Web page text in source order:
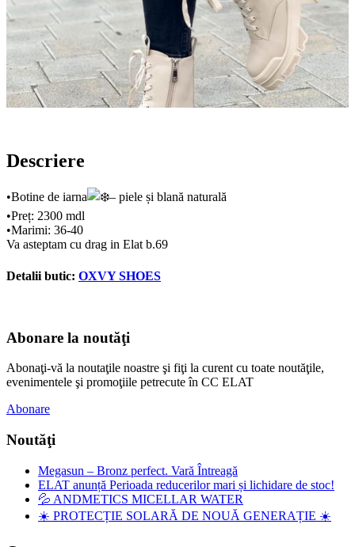
Descriere
•Botine de iarna
– piele și blană naturală
•Preț: 2300 mdl
•Marimi: 36-40
Va asteptam cu drag in Elat b.69
Detalii butic: OXVY SHOES
Abonare la noutăţi
Abonaţi-vă la noutaţile noastre şi fiţi la curent cu toate noutăţile,
evenimentele şi promoţiile petrecute în CC ELAT
Abonare
Noutăţi
Megasun – Bronz perfect. Vară Întreagă
ELAT anunță Perioada reducerilor mari și lichidare de stoc!
💦 ANDMETICS MICELLAR WATER
☀️ PROTECȚIE SOLARĂ DE NOUĂ GENERAȚIE ☀️